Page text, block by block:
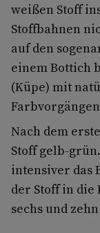
weißen Stoff
Stoffbahnen
auf den
einem Bottich
(Küpe) mit
Nach dem
Stoff gelb-
intensiver das
der Stoff in die
sechs und